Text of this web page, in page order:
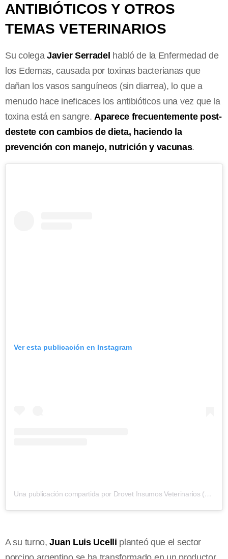
ANTIBIÓTICOS Y OTROS
TEMAS VETERINARIOS
Su colega Javier Serradel habló de la Enfermedad de
los Edemas, causada por toxinas bacterianas que
dañan los vasos sanguíneos (sin diarrea), lo que a
menudo hace ineficaces los antibióticos una vez que la
toxina está en sangre. Aparece frecuentemente post-
destete con cambios de dieta, haciendo la
prevención con manejo, nutrición y vacunas.
Ver esta publicación en Instagram
Una publicación compartida por Drovet Insumos Veterinarios (@drovet.arg)
A su turno,Juan Luis Ucelli planteó que el sector